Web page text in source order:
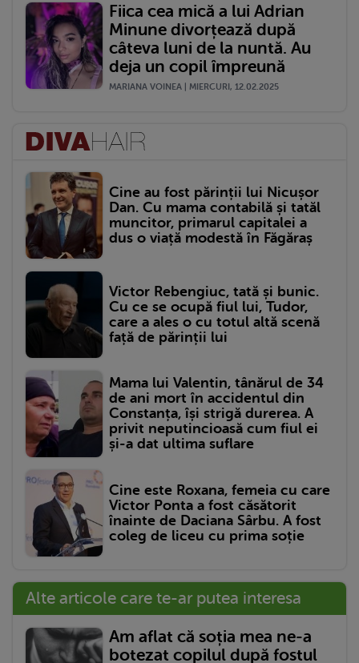
Fiica cea mică a lui Adrian
Minune divorțează după
câteva luni de la nuntă. Au
deja un copil împreună
MARIANA VOINEA | MIERCURI, 12.02.2025
Cine au fost părinții lui Nicușor
Dan. Cu mama contabilă și tatăl
muncitor, primarul capitalei a
dus o viață modestă în Făgăraș
Victor Rebengiuc, tată și bunic.
Cu ce se ocupă fiul lui, Tudor,
care a ales o cu totul altă scenă
față de părinții lui
Mama lui Valentin, tânărul de 34
de ani mort în accidentul din
Constanța, își strigă durerea. A
privit neputincioasă cum fiul ei
și-a dat ultima suflare
Cine este Roxana, femeia cu care
Victor Ponta a fost căsătorit
înainte de Daciana Sârbu. A fost
coleg de liceu cu prima soție
Alte articole care te-ar putea interesa
Am aflat că soția mea ne-a
botezat copilul după fostul